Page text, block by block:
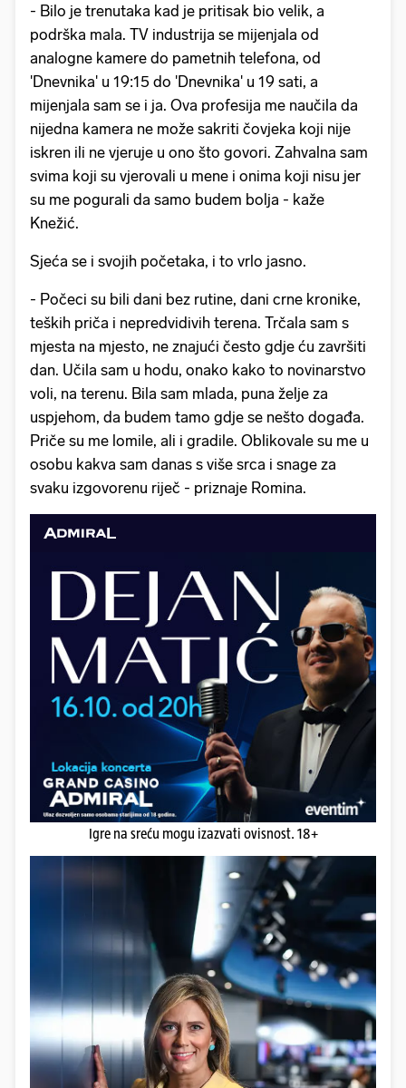
- Bilo je trenutaka kad je pritisak bio velik, a
podrška mala. TV industrija se mijenjala od
analogne kamere do pametnih telefona, od
'Dnevnika' u 19:15 do 'Dnevnika' u 19 sati, a
mijenjala sam se i ja. Ova profesija me naučila da
nijedna kamera ne može sakriti čovjeka koji nije
iskren ili ne vjeruje u ono što govori. Zahvalna sam
svima koji su vjerovali u mene i onima koji nisu jer
su me pogurali da samo budem bolja - kaže
Knežić.
Sjeća se i svojih početaka, i to vrlo jasno.
- Počeci su bili dani bez rutine, dani crne kronike,
teških priča i nepredvidivih terena. Trčala sam s
mjesta na mjesto, ne znajući često gdje ću završiti
dan. Učila sam u hodu, onako kako to novinarstvo
voli, na terenu. Bila sam mlada, puna želje za
uspjehom, da budem tamo gdje se nešto događa.
Priče su me lomile, ali i gradile. Oblikovale su me u
osobu kakva sam danas s više srca i snage za
svaku izgovorenu riječ - priznaje Romina.
Igre na sreću mogu izazvati ovisnost. 18+